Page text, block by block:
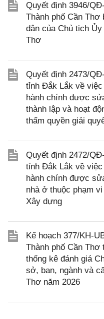
Quyết định 3946/
Thành phố Cần Thơ
dân của Chủ tịch
Thơ
Quyết định 2473/
tỉnh Đắk Lắk về
hành chính được
thành lập và hoạt
thẩm quyền giải
Quyết định 2472/
tỉnh Đắk Lắk về
hành chính được
nhà ở thuộc phạm
Xây dựng
Kế hoạch 377/KH-
Thành phố Cần
thống kê đánh giá
sở, ban, ngành và
Thơ năm 2026